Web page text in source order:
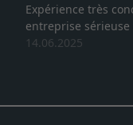
Expérience très
entreprise
14.06.2025